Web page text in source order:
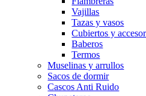
Vajillas
Tazas y vasos
Cubiertos y
Baberos
Termos
Muselinas y arrullos
Sacos de dormir
Cascos Anti Ruido